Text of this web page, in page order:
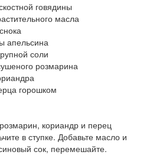
говядины
масла
апельсина
соли
розмарина
горошком
кориандр и перец
в ступке. Добавьте масло и
сок, перемешайте.